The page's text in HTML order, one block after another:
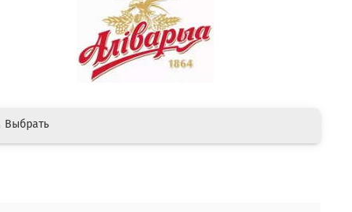
Выбрать